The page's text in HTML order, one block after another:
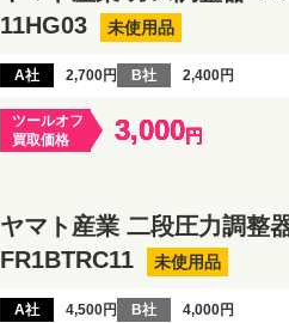
11HG03
未使用品
A社 2,700円 B社 2,400円
ツールオフ
買取価格
3,000円
ヤマト産業 二段圧力調整
FR1BTRC11
未使用品
A社 4,500円 B社 4,000円